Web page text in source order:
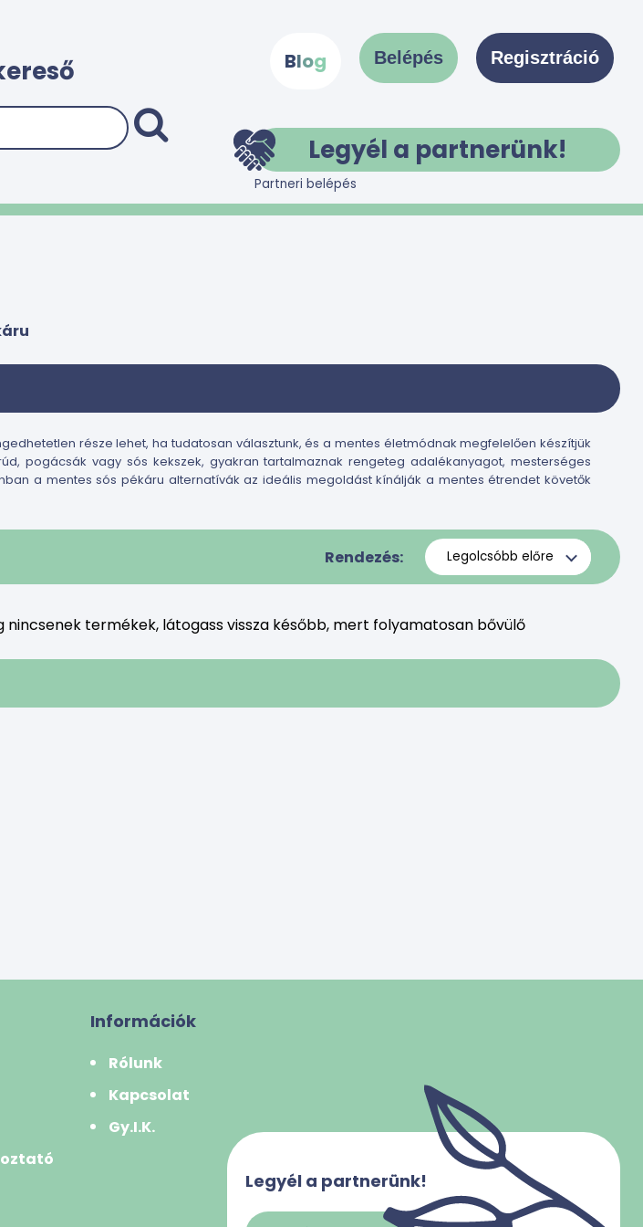
Blog Belépés Regisztráció
Legyél a partnerünk!
Partneri belépés
része lehet, ha tudatosan választunk, és a mentes életmódnak megfelelően készítjük
pogácsák vagy sós kekszek, gyakran tartalmaznak rengeteg adalékanyagot, mesterséges
a mentes sós pékáru alternatívák az ideális megoldást kínálják a mentes étrendet követők
Rendezés:
termékek, látogass vissza később, mert folyamatosan bővülő
Információk
Rólunk
Kapcsolat
Gy.I.K.
Legyél a partnerünk!